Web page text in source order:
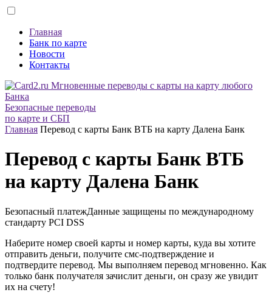
Главная
Банк по карте
Новости
Контакты
Безопасные переводы
по карте и СБП
Главная Перевод с карты Банк ВТБ на карту Далена Банк
Перевод с карты Банк ВТБ
на карту Далена Банк
Безопасный платежДанные защищены по международному
стандарту PCI DSS
Наберите номер своей карты и номер карты, куда вы хотите
отправить деньги, получите смс-подтверждение и
подтвердите перевод. Мы выполняем перевод мгновенно. Как
только банк получателя зачислит деньги, он сразу же увидит
их на счету!